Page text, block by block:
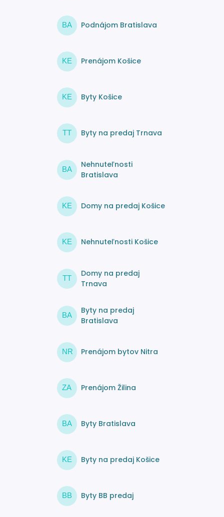
BA Podnájom Bratislava
KE Prenájom Košice
KE Byty Košice
TT Byty na predaj Trnava
BA
Nehnuteľnosti
Bratislava
KE Domy na predaj Košice
KE Nehnuteľnosti Košice
TT
Domy na predaj
Trnava
BA
Byty na predaj
Bratislava
NR Prenájom bytov Nitra
ZA Prenájom Žilina
BA Byty Bratislava
KE Byty na predaj Košice
BB Byty BB predaj